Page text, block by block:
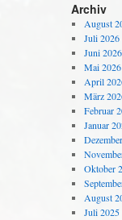
Archiv
August
Juli 2026
Juni 2026
Mai 2026
April
März
Februar
Januar
Oktober
August
Juli 2025